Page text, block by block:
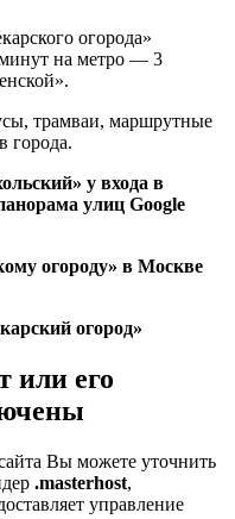
огорода»
минут на метро — 3
трамваи, маршрутные
города.
у входа в
улиц Google
огороду» в Москве
огород»
или его
Вы можете уточнить
.masterhost,
управление